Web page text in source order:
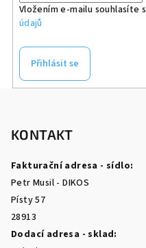
Vložením e-mailu souhlasíte s
údajů
Přihlásit se
KONTAKT
Fakturační adresa - sídlo:
Petr Musil - DIKOS
Písty 57
28913
Dodací adresa - sklad: